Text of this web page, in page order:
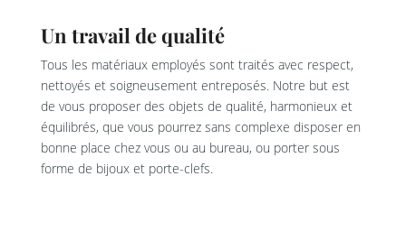
Un travail de qualité
Tous les matériaux employés sont traités avec respect,
nettoyés et soigneusement entreposés. Notre but est
de vous proposer des objets de qualité, harmonieux et
équilibrés, que vous pourrez sans complexe disposer en
bonne place chez vous ou au bureau, ou porter sous
forme de bijoux et porte-clefs.